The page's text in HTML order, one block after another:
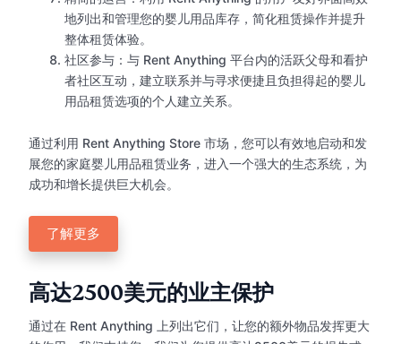
地列出和管理您的婴儿用品库存，简化租赁操作并提升
整体租赁体验。
社区参与：与 Rent Anything 平台内的活跃父母和看护
者社区互动，建立联系并与寻求便捷且负担得起的婴儿
用品租赁选项的个人建立关系。
通过利用 Rent Anything Store 市场，您可以有效地启动和发
展您的家庭婴儿用品租赁业务，进入一个强大的生态系统，为
成功和增长提供巨大机会。
了解更多
高达2500美元的业主保护
通过在 Rent Anything 上列出它们，让您的额外物品发挥更大